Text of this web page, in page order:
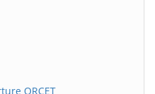
ORCET